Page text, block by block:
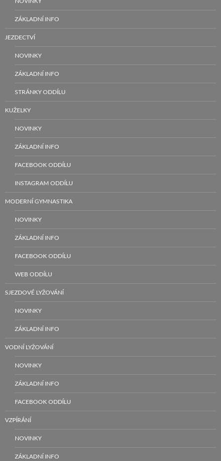
ZÁKLADNÍ INFO
JEZDECTVÍ
NOVINKY
ZÁKLADNÍ INFO
STRÁNKY ODDÍLU
KUŽELKY
NOVINKY
ZÁKLADNÍ INFO
FACEBOOK ODDÍLU
INSTAGRAM ODDÍLU
MODERNÍ GYMNASTIKA
NOVINKY
ZÁKLADNÍ INFO
FACEBOOK ODDÍLU
WEB ODDÍLU
SJEZDOVÉ LYŽOVÁNÍ
NOVINKY
ZÁKLADNÍ INFO
VODNÍ LYŽOVÁNÍ
NOVINKY
ZÁKLADNÍ INFO
FACEBOOK ODDÍLU
VZPÍRÁNÍ
NOVINKY
ZÁKLADNÍ INFO